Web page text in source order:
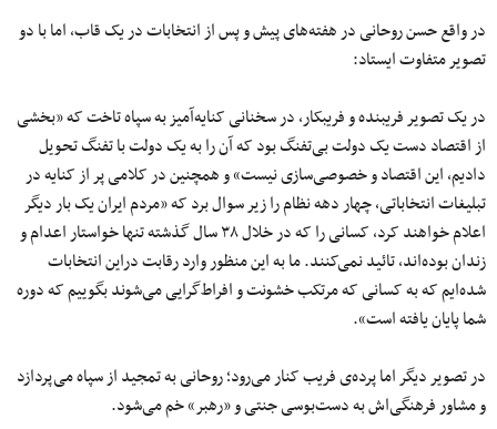
در واقع حسن روحانی در هفته‌های پیش و پس از انتخابات در یک قاب، اما با دو
تصویر متفاوت ایستاد:
در یک تصویر فریبنده و فریبکار، در سخنانی کنایه‌آمیز به سپاه تاخت که «بخشی
از اقتصاد دست یک دولت بی‌تفنگ بود که آن را به یک دولت با تفنگ تحویل
دادیم، این اقتصاد و خصوصی‌سازی نیست» و همچنین در کلامی پر از کنایه در
تبلیغات انتخاباتی، چهار دهه نظام را زیر سوال برد که «مردم ایران یک بار دیگر
اعلام خواهند کرد، کسانی را که در خلال ۳۸ سال گذشته تنها خواستار اعدام و
زندان بوده‌اند، تائید نمی‌کنند. ما به این منظور وارد رقابت دراین انتخابات
شده‌ایم که به کسانی که مرتکب خشونت و افراط‌گرایی می‌شوند بگوییم که دوره
شما پایان یافته است».
در تصویر دیگر اما پرده‌ی فریب کنار می‌رود؛ روحانی به تمجید از سپاه می‌پردازد
و مشاور فرهنگی‌اش به دست‌بوسی جنتی و «رهبر» خم می‌شود.